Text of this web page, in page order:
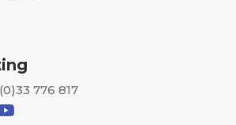
776 817